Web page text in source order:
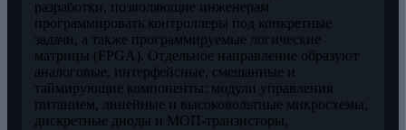
разработки, позволяющие инженерам
программировать контроллеры под конкретные
задачи, а также программируемые логические
матрицы (FPGA). Отдельное направление образуют
аналоговые, интерфейсные, смешанные и
таймирующие компоненты: модули управления
питанием, линейные и высоковольтные микросхемы,
дискретные диоды и МОП-транзисторы,